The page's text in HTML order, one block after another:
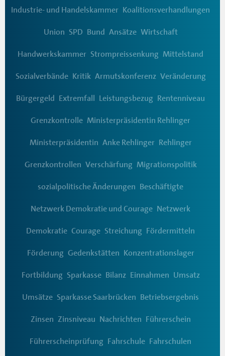
Industrie- und Handelskammer Koalitionsverhandlungen
Union SPD Bund Ansätze Wirtschaft
Handwerkskammer Strompreissenkung Mittelstand
Sozialverbände Kritik Armutskonferenz Veränderung
Bürgergeld Extremfall Leistungsbezug Rentenniveau
Grenzkontrolle Ministerpräsidentin Rehlinger
Ministerpräsidentin Anke Rehlinger Rehlinger
Grenzkontrollen Verschärfung Migrationspolitik
sozialpolitische Änderungen Beschäftigte
Netzwerk Demokratie und Courage Netzwerk
Demokratie Courage Streichung Fördermitteln
Förderung Gedenkstätten Konzentrationslager
Fortbildung Sparkasse Bilanz Einnahmen Umsatz
Umsätze Sparkasse Saarbrücken Betriebsergebnis
Zinsen Zinsniveau Nachrichten Führerschein
Führerscheinprüfung Fahrschule Fahrschulen